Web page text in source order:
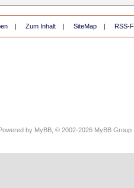
| Zum Inhalt | SiteMap | RSS-
Powered by MyBB , © 2002-2026 MyBB Group